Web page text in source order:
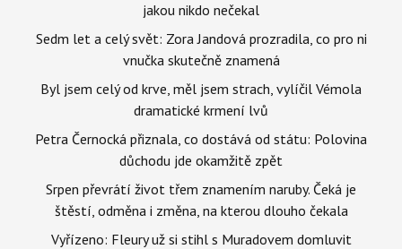
jakou nikdo nečekal
Sedm let a celý svět: Zora Jandová prozradila, co pro ni
vnučka skutečně znamená
Byl jsem celý od krve, měl jsem strach, vylíčil Vémola
dramatické krmení lvů
Petra Černocká přiznala, co dostává od státu: Polovina
důchodu jde okamžitě zpět
Srpen převrátí život třem znamením naruby. Čeká je
štěstí, odměna i změna, na kterou dlouho čekala
Vyřízeno: Fleury už si stihl s Muradovem domluvit